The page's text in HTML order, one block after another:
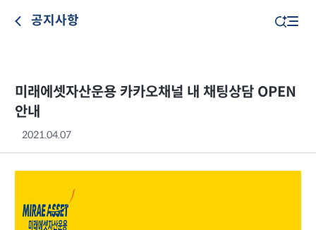
공지사항
미래에셋자산운용 카카오채널 내 채팅상담 OPEN
안내
2021.04.07